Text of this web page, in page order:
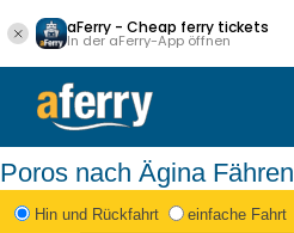
aFerry - Cheap ferry tickets
In der aFerry-App öffnen
Poros nach Ägina Fähren
Hin und Rückfahrt einfache Fahrt